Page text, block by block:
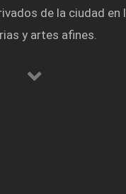
de la ciudad
y artes afines.